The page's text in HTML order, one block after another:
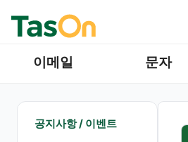
이메일 문자
공지사항 / 이벤트